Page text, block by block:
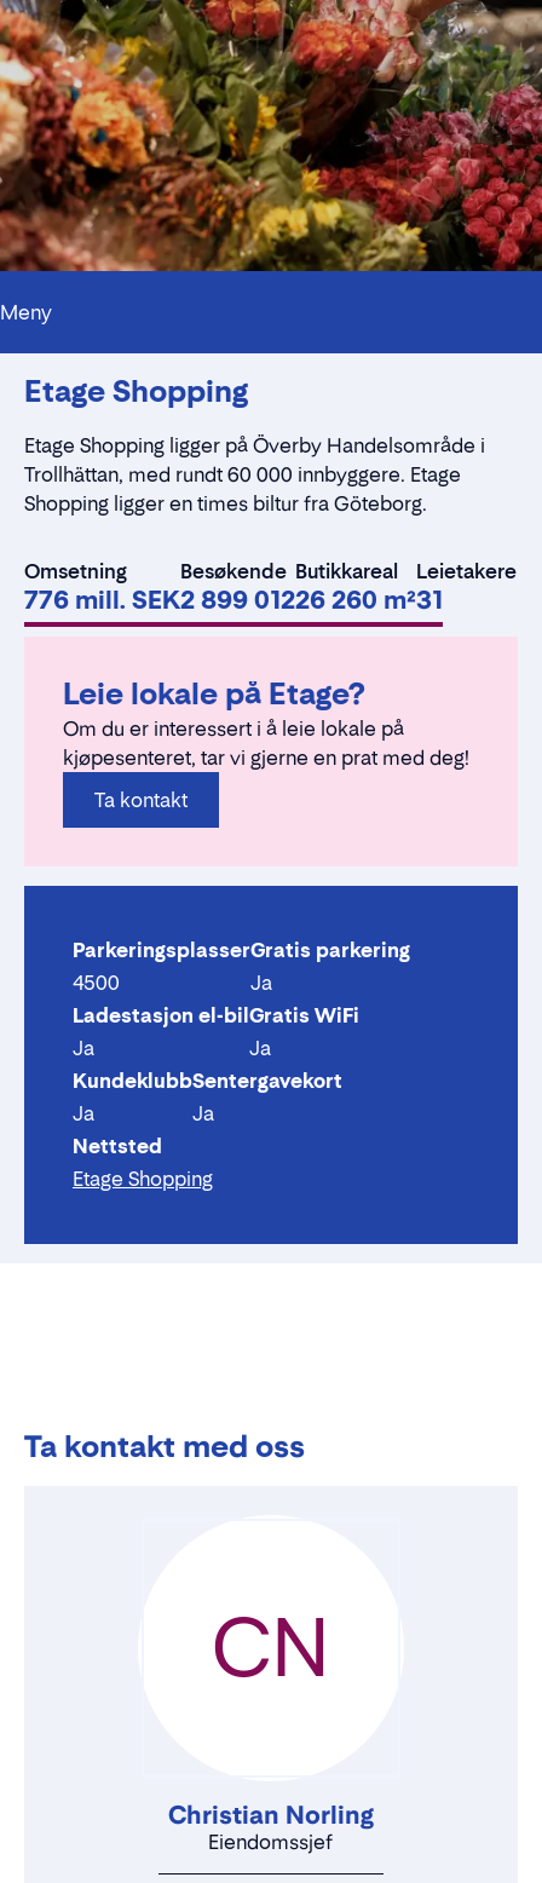
Meny
Alt du trenger å vite
Standleie
Kontaktskjema
Etage Shopping
Etage Shopping ligger på Överby Handelsområde i
Trollhättan, med rundt 60 000 innbyggere. Etage
Shopping ligger en times biltur fra Göteborg.
Omsetning
776 mill. SEK
Besøkende
2 899 012
Butikkareal
26 260 m²
Leietakere
31
Leie lokale på Etage?
Om du er interessert i å leie lokale på
kjøpesenteret, tar vi gjerne en prat med deg!
Ta kontakt
Parkeringsplasser
4500
Gratis parkering
Ja
Ladestasjon el-bil
Ja
Gratis WiFi
Ja
Kundeklubb
Ja
Sentergavekort
Ja
Nettsted
Etage Shopping
Ta kontakt med oss
Christian Norling
Eiendomssjef
CN